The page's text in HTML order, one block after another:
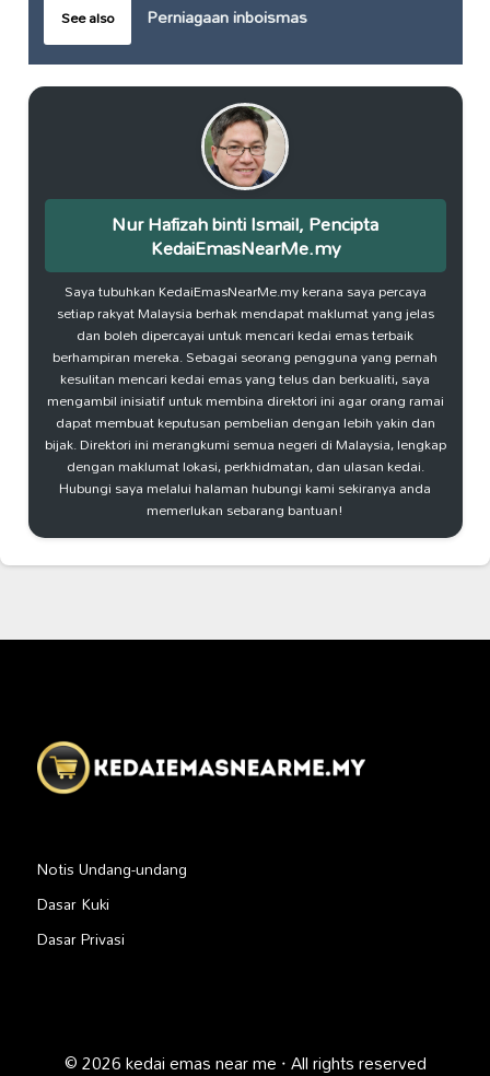
See also Perniagaan inboismas
Nur Hafizah binti Ismail, Pencipta
KedaiEmasNearMe.my
Saya tubuhkan KedaiEmasNearMe.my kerana saya percaya
setiap rakyat Malaysia berhak mendapat maklumat yang jelas
dan boleh dipercayai untuk mencari kedai emas terbaik
berhampiran mereka. Sebagai seorang pengguna yang pernah
kesulitan mencari kedai emas yang telus dan berkualiti, saya
mengambil inisiatif untuk membina direktori ini agar orang ramai
dapat membuat keputusan pembelian dengan lebih yakin dan
bijak. Direktori ini merangkumi semua negeri di Malaysia, lengkap
dengan maklumat lokasi, perkhidmatan, dan ulasan kedai.
Hubungi saya melalui halaman hubungi kami sekiranya anda
memerlukan sebarang bantuan!
Notis Undang-undang
Dasar Kuki
Dasar Privasi
© 2026 kedai emas near me · All rights reserved